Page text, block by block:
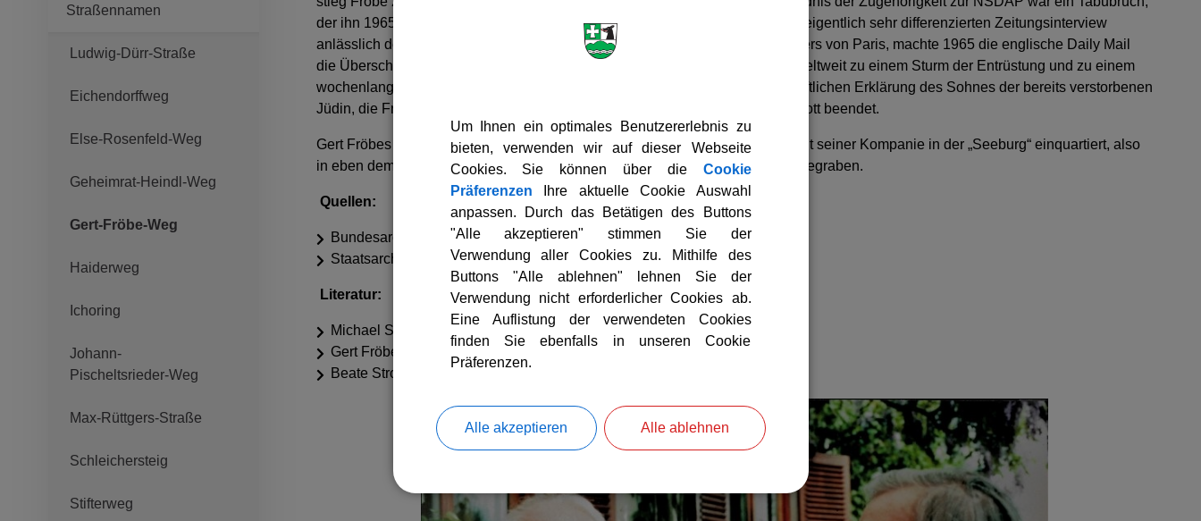
Straßennamen
Ludwig-Dürr-Straße
Eichendorffweg
Else-Rosenfeld-Weg
Geheimrat-Heindl-Weg
Gert-Fröbe-Weg
Haiderweg
Ichoring
Johann-
Pischeltsrieder-Weg
Max-Rüttgers-Straße
Schleichersteig
Stifterweg
der ihn 1965 beinahe seine internationale Karriere gekostet hätte. Aus einem eigentlich sehr differenzierten Zeitungsinterview
anlässlich der Verfilmung der Geschichte des Generals von Choltitz, des Retters von Paris, machte 1965 die englische Daily Mail
die Überschrift: „Of cause I was a Nazi.“ Dieses offene Eingeständnis führte weltweit zu einem Sturm der Entrüstung und zu einem
wochenlangen Boykott seiner Filme vor allem durch Israel. Aufgrund der schriftlichen Erklärung des Sohnes der bereits verstorbenen
Jüdin, die Fröbe in seiner Wiener Wohnung beherbergt hatte, wurde der Boykott beendet.
Gert Fröbes besonderer Bezug zu Icking begann 1945: Er war als Sanitäter mit seiner Kompanie in der „Seeburg“ einquartiert, also
in eben dem Haus, das er später erwarb und renovierte. Fröbe liegt in Icking begraben.
Quellen:
Bundesarchiv Berlin: BArch R 9361, V/128466.
Staatsarchiv München; StAM Spk 460.
Literatur:
Michael Strauven, Jedermanns Lieblingsschurke,
Gert Fröbe, Eine Biographie, Berlin 2012.
Beate Strobel, Gert Fröbe, Vom Stehgeiger zum Goldfinger, Wien 2012.
Um Ihnen ein optimales Benutzererlebnis zu
bieten, verwenden wir auf dieser Webseite
Cookies. Sie können über die Cookie
Präferenzen Ihre aktuelle Cookie Auswahl
anpassen. Durch das Betätigen des Buttons
"Alle akzeptieren" stimmen Sie der
Verwendung aller Cookies zu. Mithilfe des
Buttons "Alle ablehnen" lehnen Sie der
Verwendung nicht erforderlicher Cookies ab.
Eine Auflistung der verwendeten Cookies
finden Sie ebenfalls in unseren Cookie
Präferenzen.
Alle akzeptieren Alle ablehnen